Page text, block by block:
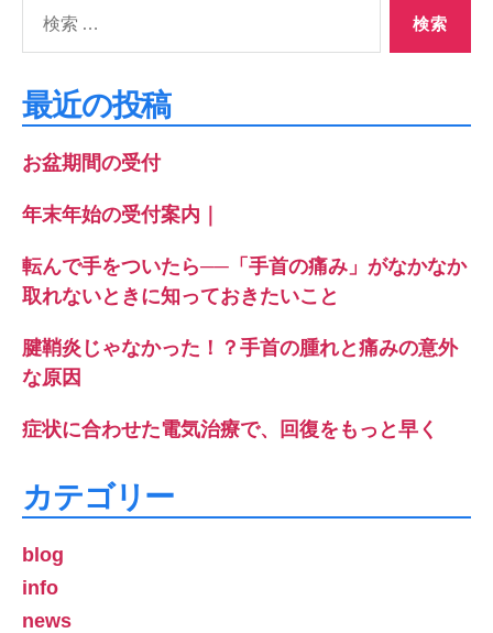
象:
最近の投稿
お盆期間の受付
年末年始の受付案内｜
転んで手をついたら──「手首の痛み」がなかなか
取れないときに知っておきたいこと
腱鞘炎じゃなかった！？手首の腫れと痛みの意外
な原因
症状に合わせた電気治療で、回復をもっと早く
カテゴリー
blog
info
news